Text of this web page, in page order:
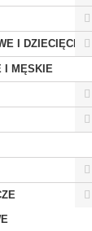
I DZIECIĘCE
I MĘSKIE